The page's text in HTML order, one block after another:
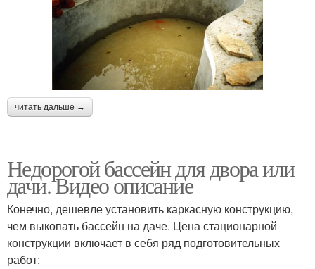
Бассейн на заднем
дворе
Бассейны во дворе
Современные бассейны
Переливной бассейн Площадки под бассейн
читать дальше →
Недорогой бассейн для двора или
дачи. Видео описание
Конечно, дешевле установить каркасную конструкцию,
чем выкопать бассейн на даче. Цена стационарной
конструкции включает в себя ряд подготовительных
работ: